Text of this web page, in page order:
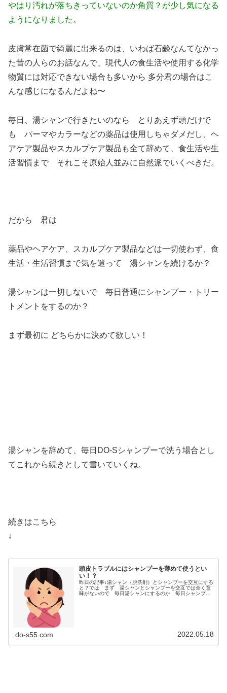
やはり汚れが落ちきっていないのか角質？が少し気になる
ようになりました。
皮膚常在菌で綺麗に出来るのは、いわば石鹸なんてなかっ
た昔の人らのお話なんで、現代人の食生活や使用する化学
物質には対応できない場合も多いから 多分君の場合はこ
んな感じになるんだよね〜
毎日、湯シャンで行きたいのなら とりあえず頭だけで
も パーマやカラーなどの薬品は使用しちゃダメだし、ヘ
アケア製品やスカルプケア製品も全て辞めて、食生活や生
活習慣まで それこそ原始人並みに自然派でいくべきだ。
だから 君は
薬品やヘアケア、スカルプケア製品などは一切使わず、食
生活・生活習慣まで気を遣って 湯シャンを続けるか？
湯シャンは一切しないで 毎日普通にシャンプー・トリー
トメントをするのか？
まず最初に どちらかに決めて欲しい！
湯シャンを辞めて、毎日DO-Sシャンプーで洗う場合とし
てこれから続きとして書いていくね。
続きはこちら
↓
頭皮トラブルにはシャンプーを薄めて使うとい
い！？
昨日の記事↓湯シャン（脱洗剤）とシャンプーを交互にする
と？では まず 湯シャンとシャンプーを交互では全く意
味がないので 毎日湯シャンにするのか 毎日シャンプー
do-s55.com 2022.05.18